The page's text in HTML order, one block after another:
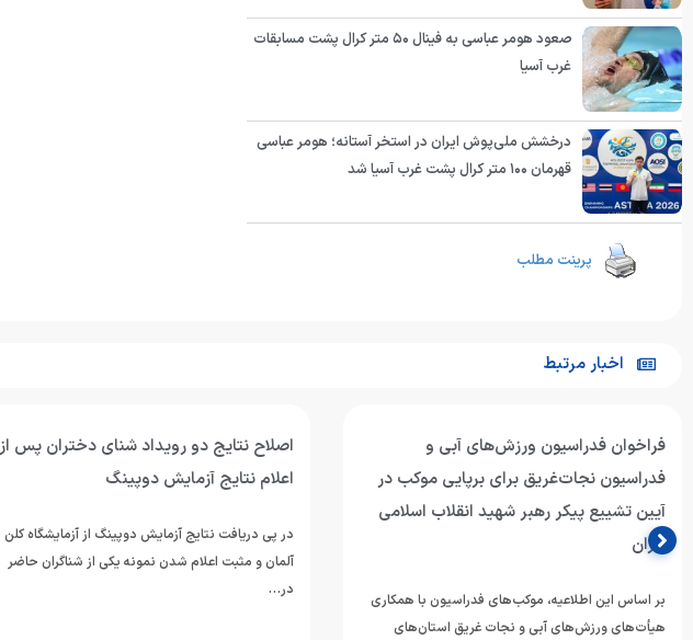
پرینت مطلب
صعود هومر عباسی به فینال ۵۰ متر کرال پشت مسابقات
غرب آسیا
درخشش ملی‌پوش ایران در استخر آستانه؛ هومر عباسی
قهرمان ۱۰۰ متر کرال پشت غرب آسیا شد
اخبار مرتبط
فراخوان فدراسیون ورزش‌های آبی و
فدراسیون نجات‌غریق برای برپایی موکب در
آیین تشییع پیکر رهبر شهید انقلاب اسلامی
ایران
بر اساس این اطلاعیه، موکب‌های فدراسیون با همکاری
هیأت‌های ورزش‌های آبی و نجات غریق استان‌های
اصلاح نتایج دو رویداد شنای دختران پس از
اعلام نتایج آزمایش دوپینگ
در پی دریافت نتایج آزمایش دوپینگ از آزمایشگاه کلن
آلمان و مثبت اعلام شدن نمونه یکی از شناگران حاضر
در…